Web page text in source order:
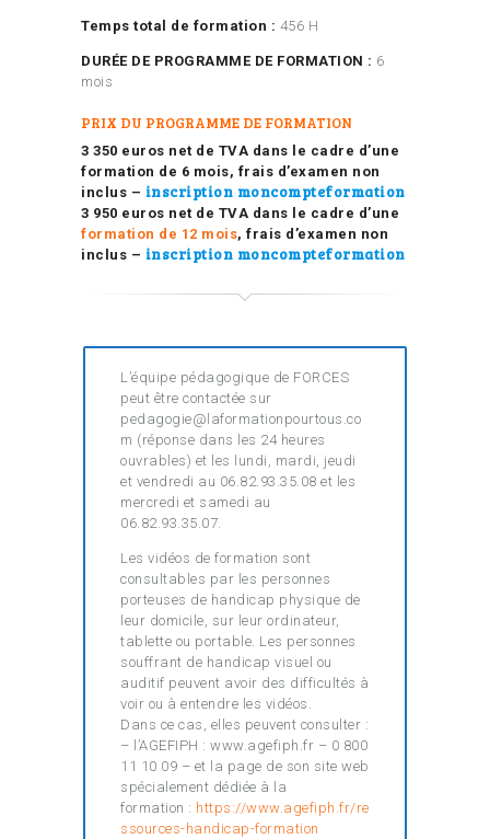
Temps total de formation : 456 H
DURÉE DE PROGRAMME DE FORMATION : 6
mois
PRIX DU PROGRAMME DE FORMATION
3 350 euros net de TVA dans le cadre d’une
formation de 6 mois, frais d’examen non
inclus – inscription moncompteformation
3 950 euros net de TVA dans le cadre d’une
formation de 12 mois, frais d’examen non
inclus – inscription moncompteformation
L’équipe pédagogique de FORCES
peut être contactée sur
pedagogie@laformationpourtous.co
m (réponse dans les 24 heures
ouvrables) et les lundi, mardi, jeudi
et vendredi au 06.82.93.35.08 et les
mercredi et samedi au
06.82.93.35.07.
Les vidéos de formation sont
consultables par les personnes
porteuses de handicap physique de
leur domicile, sur leur ordinateur,
tablette ou portable. Les personnes
souffrant de handicap visuel ou
auditif peuvent avoir des difficultés à
voir ou à entendre les vidéos.
Dans ce cas, elles peuvent consulter :
– l’AGEFIPH : www.agefiph.fr – 0 800
11 10 09 – et la page de son site web
spécialement dédiée à la
formation : https://www.agefiph.fr/re
ssources-handicap-formation